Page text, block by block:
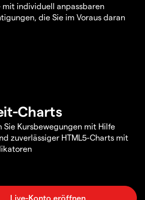
mit individuell anpassbaren
die Sie im Voraus daran
Charts
Sie Kursbewegungen mit Hilfe
zuverlässiger HTML5-Charts mit